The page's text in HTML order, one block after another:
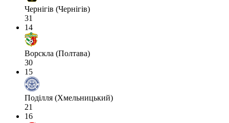
Чернігів (Чернігів)
31
14
Ворскла (Полтава)
30
15
Поділля (Хмельницький)
21
16